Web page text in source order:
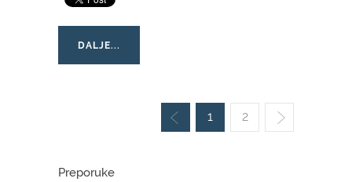
DALJE...
1 2
Preporuke